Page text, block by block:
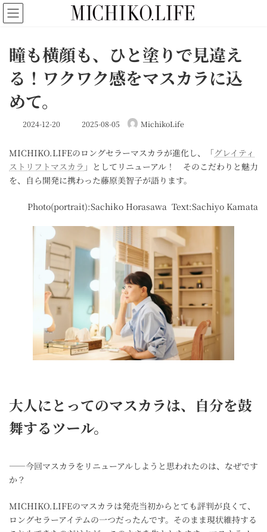
コ
ン
ナ
ビ
瞳も横顔も、ひと塗りで見違え
る！ワクワク感をマスカラに込
めて。
2024-12-20
最
新
日
:
2025-08-05 MichikoLife
MICHIKO.LIFEのロングセラーマスカラが進化し、「グレイティ
ストリフトマスカラ 」としてリニューアル！ そのこだわりと魅力
を、自ら開発に携わった藤原美智子が語ります。
Photo(portrait):Sachiko Horasawa Text:Sachiyo Kamata
大人にとってのマスカラは、自分を鼓
舞するツール。
――今回マスカラをリニューアルしようと思われたのは、なぜです
か？
MICHIKO.LIFEのマスカラは発売当初からとても評判が良くて、
ロングセラーアイテムの一つだったんです。そのまま現状維持する